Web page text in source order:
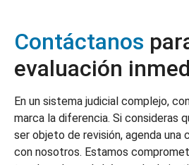
Contáctanos
evaluación
En un sistema judicial complejo,
marca la diferencia. Si consideras
ser objeto de revisión, agenda una
con nosotros. Estamos